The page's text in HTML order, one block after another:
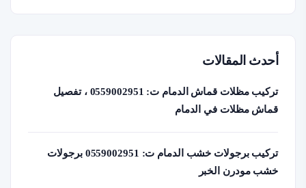
أحدث المقالات
تركيب مظلات قماش الدمام ت: 0559002951 ، تفصيل
قماش مظلات في الدمام
تركيب برجولات خشب الدمام ت: 0559002951 برجولات
خشب مودرن الخبر